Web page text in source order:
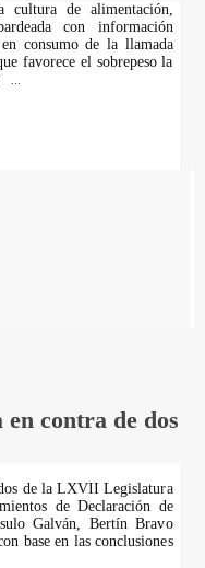
cultura de alimentación,
con información
consumo de la llamada
favorece el sobrepeso la
contra de dos
de la LXVII Legislatura
de Declaración de
Galván, Bertín Bravo
base en las conclusiones